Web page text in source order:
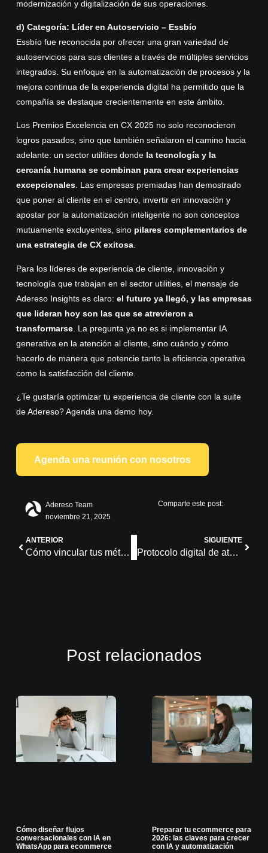
modernización y digitalización de sus operaciones.
d) Categoría: Líder en Autoservicio – Essbío
Essbío fue reconocida por ofrecer una gran variedad de
autoservicios para sus clientes a través de múltiples servicios
integrados. Su enfoque en la automatización de procesos y la
mejora continua de la experiencia digital ha permitido que la
compañía se destaque crecientemente en este ámbito.
Los Premios Excelencia en CX 2025 no solo reconocieron
logros pasados, sino que también señalaron el camino hacia
adelante: un sector utilities donde la tecnología y la
cercanía humana se combinan para crear experiencias
excepcionales. Las empresas premiadas han demostrado
que poner al cliente en el centro, invertir en innovación y
apostar por la automatización inteligente no son conceptos
mutuamente excluyentes, sino pilares complementarios de
una estrategia de CX exitosa.
Para los líderes de experiencia de cliente, innovación y
tecnología que trabajan en el sector utilities, el mensaje de
Adereso Insights es claro: el futuro ya llegó, y las empresas
que lideran hoy son las que se atrevieron a
transformarse. La pregunta ya no es si implementar IA
generativa en la atención al cliente, sino cuándo y cómo
hacerlo de manera que potencie tanto la eficiencia operativa
como la satisfacción del cliente.
¿Te gustaría optimizar tu experiencia de cliente con la suite
de Adereso? Agenda una demo hoy.
Agenda una reunión con nosotros
Adereso Team
noviembre 21, 2025
Comparte este post:
ANTERIOR
Cómo vincular tus métricas de atención al cliente con resultados de negocio
SIGUIENTE
Protocolo digital de atención al cliente para el Black Friday: checklist rápido para líderes de CX
Post relacionados
Cómo diseñar flujos
conversacionales con IA en
WhatsApp para ecommerce
Preparar tu ecommerce para
2026: las claves para crecer
con IA y automatización